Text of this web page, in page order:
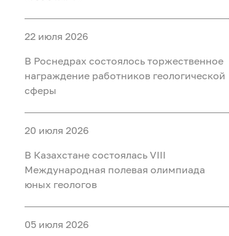
22 июля 2026
В Роснедрах состоялось торжественное
награждение работников геологической
сферы
20 июля 2026
В Казахстане состоялась VIII
Международная полевая олимпиада
юных геологов
05 июля 2026